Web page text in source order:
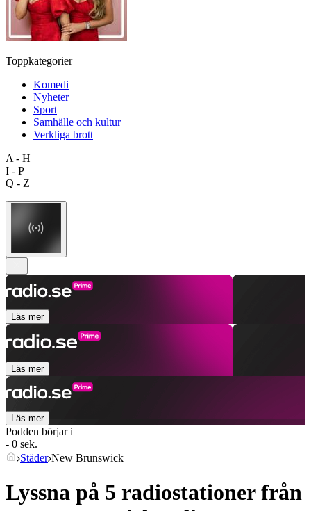
Toppkategorier
Komedi
Nyheter
Sport
Samhälle och kultur
Verkliga brott
A - H
I - P
Q - Z
Läs mer
Läs mer
Läs mer
Podden börjar i
- 0 sek.
Städer New Brunswick
Lyssna på 5 radiostationer från